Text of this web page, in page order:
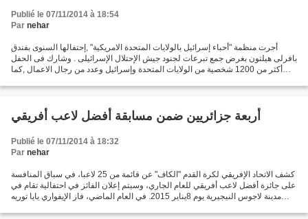
Publié le 07/11/2014 à 18:54
Par nehar
أجرت منظمة "أحباء إسرائيل بالولايات المتحدة الامريكية" ,إحتفالها السنوى بفندق
بافرلى هيلتون بغرض جمع تبرعات لجنود جيش الإحتلال الإسرائيلى . وشارك فى الحفل
أكثر من 1200 شخصية من الولايات المتحدة وإسرائيل وعدد من رجال الاعمال ,كما
أربعة جزائريين ضمن مسابقة أفضل لاعب أفريقي
Publié le 07/11/2014 à 18:32
Par nehar
كشف الاتحاد الإفريقي لكرة القدم "الكاف" عن قائمة من 25 لاعبا، في سباق المنافسة
على جائزة أفضل لاعب أفريقي للعام الجاري، وسيتم إعلان الفائز في احتفالية تقام في
مدينة لاجوس النيجيرية يوم 8يناير 2015. في العام الماضي، فاز الإيفواري يايا توريه